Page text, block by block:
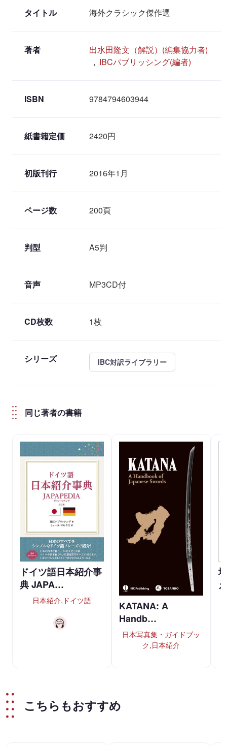
タイトル 海外クラシック傑作選
著者
出水田隆文（解説）(編集協力者)
, IBCパブリッシング(編者)
ISBN 9784794603944
紙書籍定価 2420円
初版刊行 2016年1月
ページ数 200頁
判型 A5判
音声 MP3CD付
CD枚数 1枚
シリーズ IBC対訳ライブラリー
同じ著者の書籍
ドイツ語日本紹介事
典 JAPA…
日本紹介,ドイツ語
KATANA: A
Handb…
日本写真集・ガイドブッ
ク,日本紹介
こちらもおすすめ